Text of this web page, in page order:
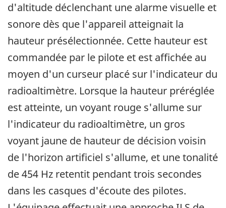
d'altitude déclenchant une alarme visuelle et
sonore dès que l'appareil atteignait la
hauteur présélectionnée. Cette hauteur est
commandée par le pilote et est affichée au
moyen d'un curseur placé sur l'indicateur du
radioaltimètre. Lorsque la hauteur préréglée
est atteinte, un voyant rouge s'allume sur
l'indicateur du radioaltimètre, un gros
voyant jaune de hauteur de décision voisin
de l'horizon artificiel s'allume, et une tonalité
de 454 Hz retentit pendant trois secondes
dans les casques d'écoute des pilotes.